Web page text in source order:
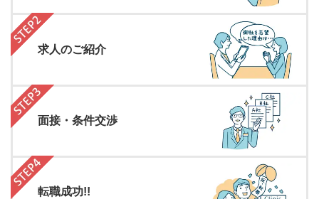
求人のご紹介
面接・条件交渉
転職成功!!